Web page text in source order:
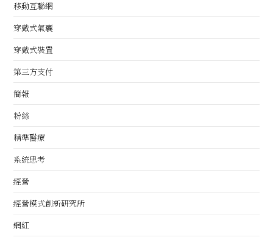
移動互聯網
穿戴式氣囊
穿戴式裝置
第三方支付
簡報
粉絲
精準醫療
系統思考
經營
經營模式創新研究所
網紅